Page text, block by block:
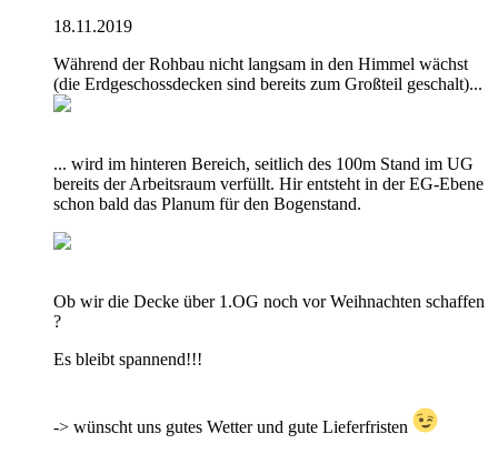
18.11.2019
Während der Rohbau nicht langsam in den Himmel wächst
(die Erdgeschossdecken sind bereits zum Großteil geschalt)...
... wird im hinteren Bereich, seitlich des 100m Stand im UG
bereits der Arbeitsraum verfüllt. Hir entsteht in der EG-Ebene
schon bald das Planum für den Bogenstand.
Ob wir die Decke über 1.OG noch vor Weihnachten schaffen
?
Es bleibt spannend!!!
-> wünscht uns gutes Wetter und gute Lieferfristen